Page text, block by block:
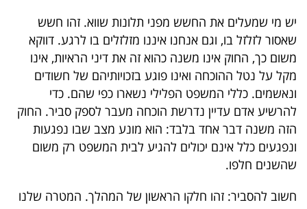
יש מי שמעלים את החשש מפני תלונות שווא. זהו חשש
שאסור לזלזל בו, וגם אנחנו איננו מזלזלים בו לרגע. דווקא
משום כך, החוק אינו משנה כהוא זה את דיני הראיות, אינו
מקל על נטל ההוכחה ואינו פוגע בזכויותיהם של חשודים
ונאשמים. כללי המשפט הפלילי נשארו כפי שהם. כדי
להרשיע אדם עדיין נדרשת הוכחה מעבר לספק סביר. החוק
הזה משנה דבר אחד בלבד: הוא מונע מצב שבו נפגעות
ונפגעים כלל אינם יכולים להגיע לבית המשפט רק משום
שהשנים חלפו.
חשוב להסביר: זהו חלקו הראשון של המהלך. המטרה שלנו